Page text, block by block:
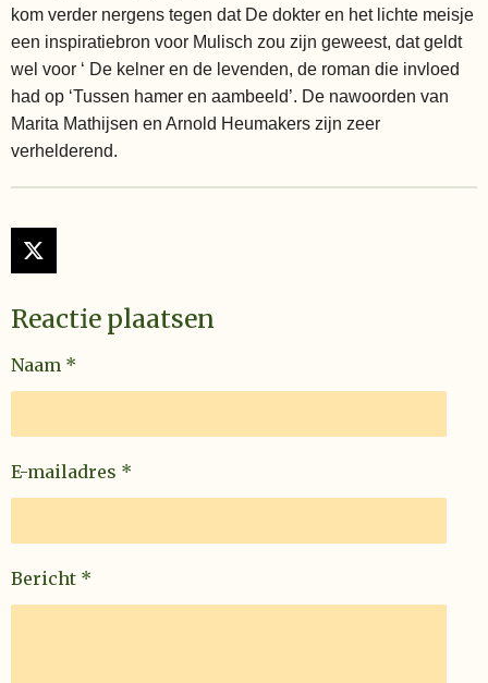
kom verder nergens tegen dat De dokter en het lichte meisje
een inspiratiebron voor Mulisch zou zijn geweest, dat geldt
wel voor ‘ De kelner en de levenden, de roman die invloed
had op ‘Tussen hamer en aambeeld’. De nawoorden van
Marita Mathijsen en Arnold Heumakers zijn zeer
verhelderend.
X
Reactie plaatsen
Naam *
E-mailadres *
Bericht *